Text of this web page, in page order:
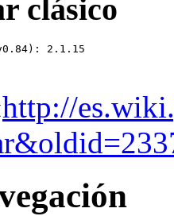
clásico
http://